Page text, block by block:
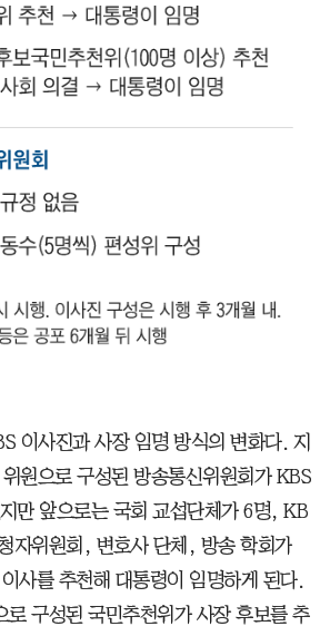
이사진과 사장 임명 방식의 변화다. 지
원으로 구성된 방송통신위원회가 KBS
만 앞으로는 국회 교섭단체가 6명, KB
자위원회, 변호사 단체, 방송 학회가
사를 추천해 대통령이 임명하게 된다.
로 구성된 국민추천위가 사장 후보를 추